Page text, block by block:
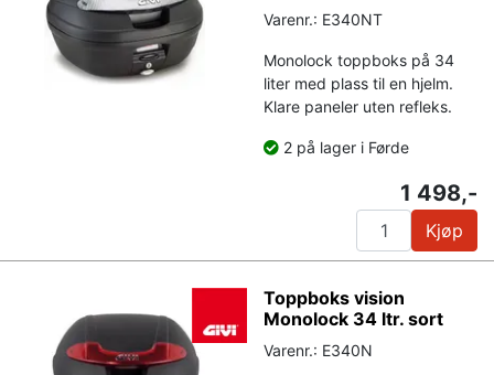
Varenr.: E340NT
Monolock toppboks på 34
liter med plass til en hjelm.
Klare paneler uten refleks.
2 på lager i Førde
1 498,-
Kjøp
Toppboks vision
Monolock 34 ltr. sort
Varenr.: E340N